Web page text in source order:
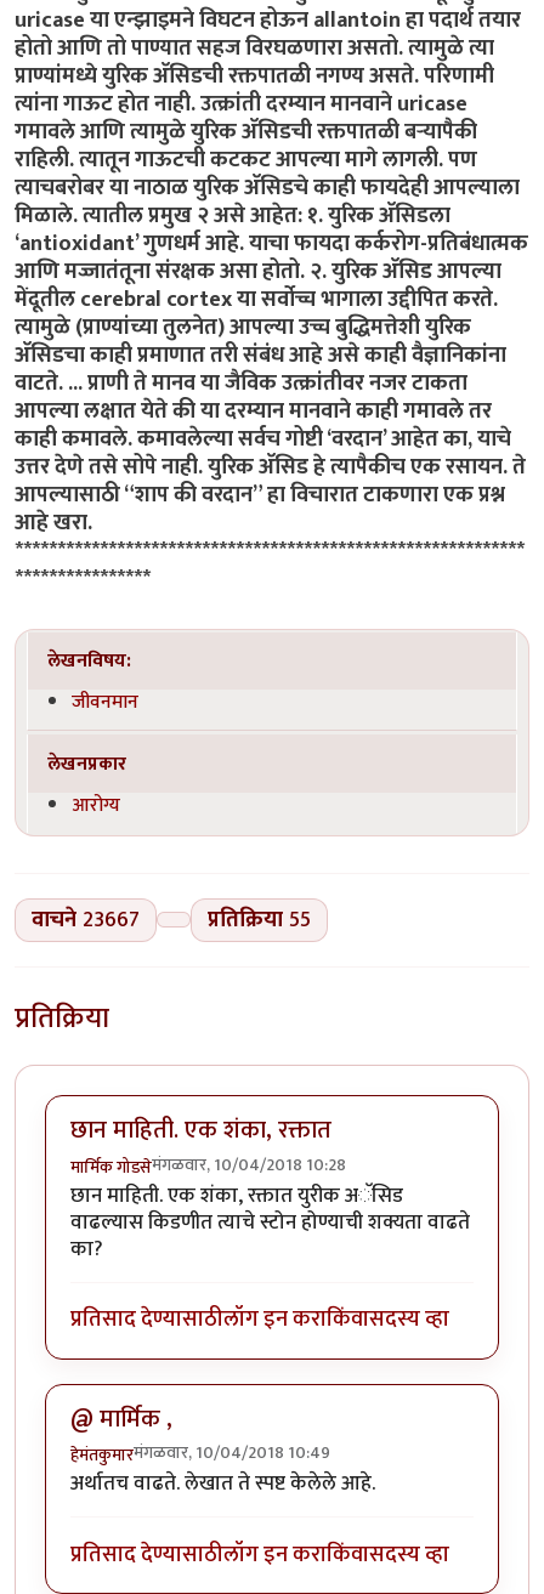
uricase या एन्झाइमने विघटन होऊन allantoin हा पदार्थ तयार
होतो आणि तो पाण्यात सहज विरघळणारा असतो. त्यामुळे त्या
प्राण्यांमध्ये युरिक अ‍ॅसिडची रक्तपातळी नगण्य असते. परिणामी
त्यांना गाऊट होत नाही. उत्क्रांती दरम्यान मानवाने uricase
गमावले आणि त्यामुळे युरिक अ‍ॅसिडची रक्तपातळी बऱ्यापैकी
राहिली. त्यातून गाऊटची कटकट आपल्या मागे लागली. पण
त्याचबरोबर या नाठाळ युरिक अ‍ॅसिडचे काहीफायदेही आपल्याला
मिळाले. त्यातील प्रमुख २ असे आहेत: १. युरिक अ‍ॅसिडला
‘antioxidant’ गुणधर्म आहे. याचा फायदा कर्करोग-प्रतिबंधात्मक
आणि मज्जातंतूना संरक्षक असा होतो. २. युरिक अ‍ॅसिड आपल्या
मेंदूतील cerebral cortex या सर्वोच्च भागाला उद्दीपित करते.
त्यामुळे (प्राण्यांच्या तुलनेत) आपल्या उच्च बुद्धिमत्तेशी युरिक
अ‍ॅसिडचा काही प्रमाणात तरी संबंध आहे असे काही वैज्ञानिकांना
वाटते. ... प्राणी ते मानव या जैविक उत्क्रांतीवर नजर टाकता
आपल्या लक्षात येते की या दरम्यान मानवाने काही गमावले तर
काही कमावले. कमावलेल्या सर्वच गोष्टी ‘वरदान’ आहेत का, याचे
उत्तर देणे तसे सोपे नाही. युरिक अ‍ॅसिड हे त्यापैकीच एक रसायन. ते
आपल्यासाठी “शाप की वरदान” हा विचारात टाकणारा एक प्रश्न
आहे खरा.
************************************************************
****************
लेखनविषय:
जीवनमान
लेखनप्रकार
आरोग्य
वाचने 23667 प्रतिक्रिया55
प्रतिक्रिया
छान माहिती. एक शंका, रक्तात
मार्मिक गोडसेमंगळवार, 10/04/2018 10:28
छान माहिती. एक शंका, रक्तात युरीक अॅसिड
वाढल्यास किडणीत त्याचे स्टोन होण्याची शक्यता वाढते
का?
प्रतिसाद देण्यासाठीलॉग इन कराकिंवासदस्य व्हा
@ मार्मिक ,
हेमंतकुमारमंगळवार, 10/04/2018 10:49
अर्थातच वाढते. लेखात ते स्पष्ट केलेले आहे.
प्रतिसाद देण्यासाठीलॉग इन कराकिंवासदस्य व्हा